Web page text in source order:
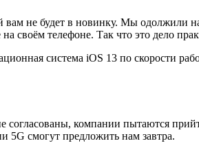
вам не будет в новинку. Мы одолжили
своём телефоне. Так что это дело
система iOS 13 по скорости
согласованы, компании пытаются
5G смогут предложить нам завтра.